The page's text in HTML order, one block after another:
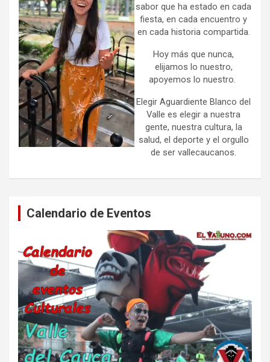
sabor que ha estado en cada
fiesta, en cada encuentro y
en cada historia compartida.
Hoy más que nunca,
elijamos lo nuestro,
apoyemos lo nuestro.
Elegir Aguardiente Blanco del
Valle es elegir a nuestra
gente, nuestra cultura, la
salud, el deporte y el orgullo
de ser vallecaucanos.
Calendario de Eventos